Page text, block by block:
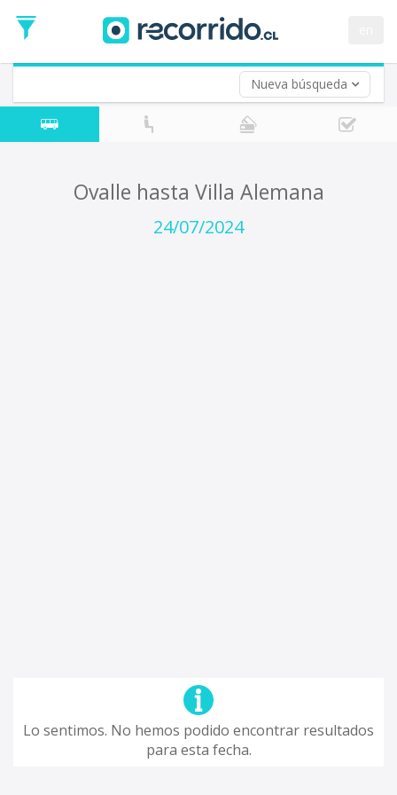
Nueva búsqueda
de
Ida
Vuelta (opcional)
Fecha
de
Ovalle hasta Villa Alemana
24/07/2024
Lo sentimos. No hemos podido encontrar resultados
para esta fecha.